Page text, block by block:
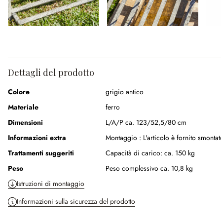
Dettagli del prodotto
Colore
grigio antico
Materiale
ferro
Dimensioni
L/A/P ca. 123/52,5/80 cm
Informazioni extra
Montaggio : L'articolo è fornito
Trattamenti suggeriti
Capacità di carico: ca. 150 kg
Peso
Peso complessivo ca. 10,8 kg
Istruzioni di montaggio
Informazioni sulla sicurezza del prodotto